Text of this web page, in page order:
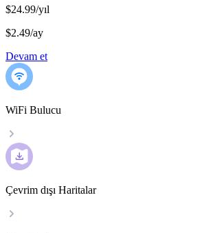
$24.99/yıl
$2.49/ay
Devam et
WiFi Bulucu
Çevrim dışı Haritalar